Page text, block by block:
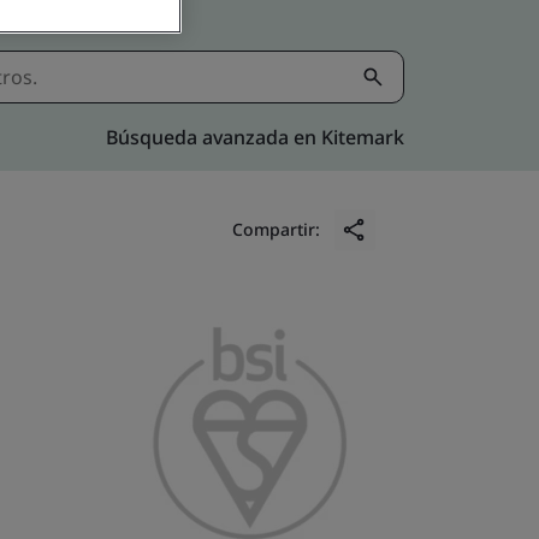
Búsqueda avanzada en Kitemark
Compartir: